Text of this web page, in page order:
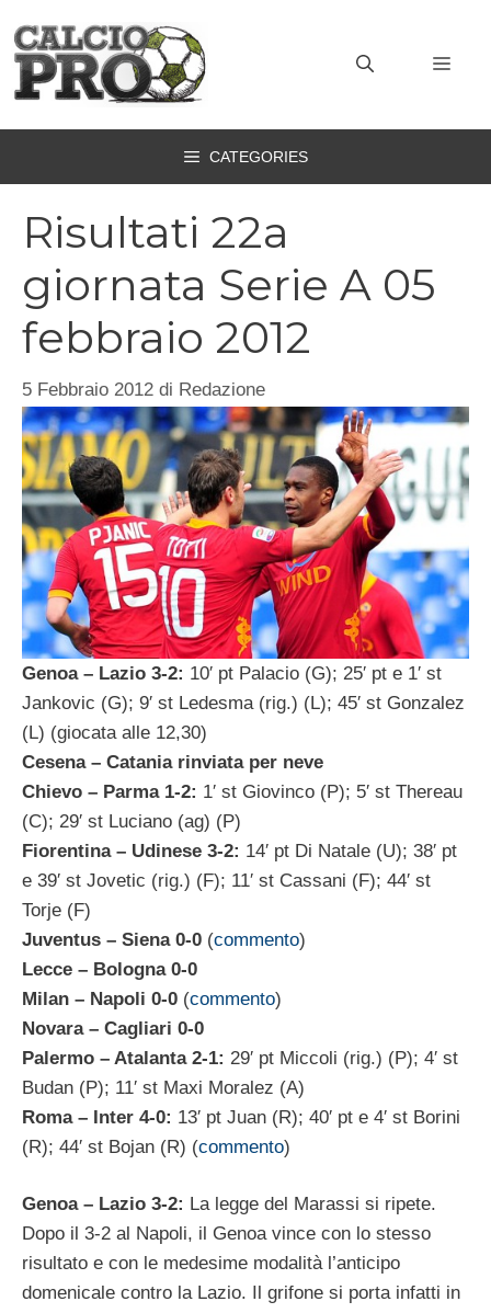
contenuto
CATEGORIES
Risultati 22a
giornata Serie A 05
febbraio 2012
5 Febbraio 2012 di Redazione
Genoa – Lazio 3-2: 10′ pt Palacio (G); 25′ pt e 1′ st
Jankovic (G); 9′ st Ledesma (rig.) (L); 45′ st Gonzalez
(L) (giocata alle 12,30)
Cesena – Catania rinviata per neve
Chievo – Parma 1-2: 1′ st Giovinco (P); 5′ st Thereau
(C); 29′ st Luciano (ag) (P)
Fiorentina – Udinese 3-2: 14′ pt Di Natale (U); 38′ pt
e 39′ st Jovetic (rig.) (F); 11′ st Cassani (F); 44′ st
Torje (F)
Juventus – Siena 0-0 (commento)
Lecce – Bologna 0-0
Milan – Napoli 0-0 (commento)
Novara – Cagliari 0-0
Palermo – Atalanta 2-1: 29′ pt Miccoli (rig.) (P); 4′ st
Budan (P); 11′ st Maxi Moralez (A)
Roma – Inter 4-0: 13′ pt Juan (R); 40′ pt e 4′ st Borini
(R); 44′ st Bojan (R) (commento)
Genoa – Lazio 3-2: La legge del Marassi si ripete.
Dopo il 3-2 al Napoli, il Genoa vince con lo stesso
risultato e con le medesime modalità l’anticipo
domenicale contro la Lazio. Il grifone si porta infatti in